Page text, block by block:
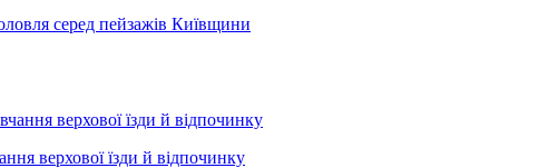
серед пейзажів Київщини
верхової їзди й відпочинку